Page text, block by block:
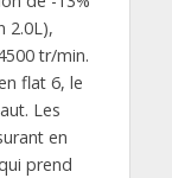
2.0L),
tr/min.
flat 6, le
Les
en
prend